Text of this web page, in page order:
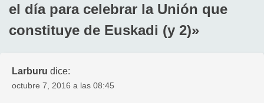
el día para celebrar la Unión que
constituye de Euskadi (y 2)»
Larburu dice:
octubre 7, 2016 a las 08:45